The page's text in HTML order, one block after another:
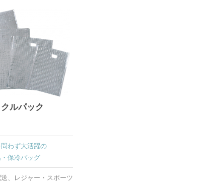
クルパック
わず大活躍の
保冷バッグ
、レジャー・スポーツ